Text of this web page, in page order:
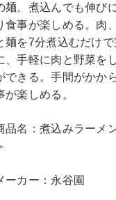
麺。煮込んでも伸び
食事が楽しめる。肉
麺を7分煮込むだけ
、手軽に肉と野菜を
できる。手間がかか
が楽しめる。
品名：煮込みラーメ
ーカー：永谷園